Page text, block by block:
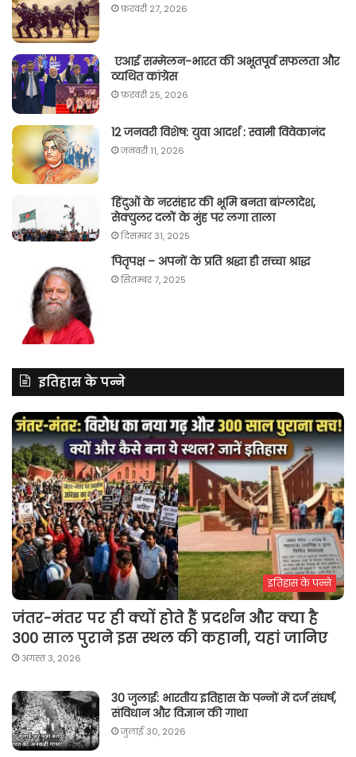
फ़रवरी 27, 2026
एआई सम्मेलन-भारत की अभूतपूर्व सफलता और
व्यथित कांग्रेस
फ़रवरी 25, 2026
12 जनवरी विशेष: युवा आदर्श : स्वामी विवेकानंद
जनवरी 11, 2026
हिंदुओं के नरसंहार की भूमि बनता बांग्लादेश,
सेक्युलर दलों के मुंह पर लगा ताला
दिसम्बर 31, 2025
पितृपक्ष – अपनों के प्रति श्रद्धा ही सच्चा श्राद्ध
सितम्बर 7, 2025
इतिहास के पन्ने
इतिहास के पन्ने
जंतर-मंतर पर ही क्यों होते हैं प्रदर्शन और क्या है
300 साल पुराने इस स्थल की कहानी, यहां जानिए
अगस्त 3, 2026
30 जुलाई: भारतीय इतिहास के पन्नों में दर्ज संघर्ष,
संविधान और विज्ञान की गाथा
जुलाई 30, 2026